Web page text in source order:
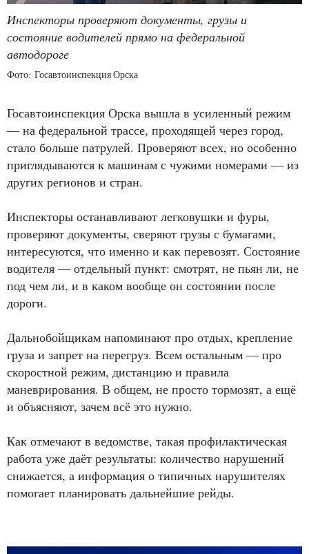
Инспекторы проверяют документы, грузы и
состояние водителей прямо на федеральной
автодороге
Фото: Госавтоинспекция Орска
Госавтоинспекция Орска вышла в усиленный режим
— на федеральной трассе, проходящей через город,
стало больше патрулей. Проверяют всех, но особенно
приглядываются к машинам с чужими номерами — из
других регионов и стран.
Инспекторы останавливают легковушки и фуры,
проверяют документы, сверяют грузы с бумагами,
интересуются, что именно и как перевозят. Состояние
водителя — отдельный пункт: смотрят, не пьян ли, не
под чем ли, и в каком вообще он состоянии после
дороги.
Дальнобойщикам напоминают про отдых, крепление
груза и запрет на перегруз. Всем остальным — про
скоростной режим, дистанцию и правила
маневрирования. В общем, не просто тормозят, а ещё
и объясняют, зачем всё это нужно.
Как отмечают в ведомстве, такая профилактическая
работа уже даёт результаты: количество нарушений
снижается, а информация о типичных нарушителях
помогает планировать дальнейшие рейды.